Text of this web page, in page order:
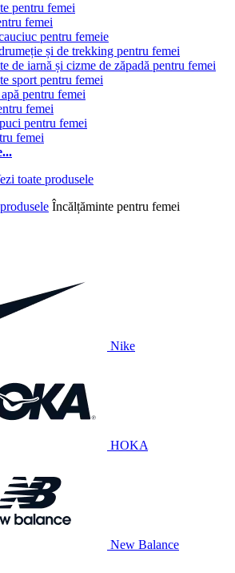
pentru femei
femei
pentru femeie
și de trekking pentru femei
de iarnă și cizme de zăpadă pentru femei
sport pentru femei
pentru femei
femei
pentru femei
femei
Încălțăminte pentru femei
Nike
HOKA
New Balance